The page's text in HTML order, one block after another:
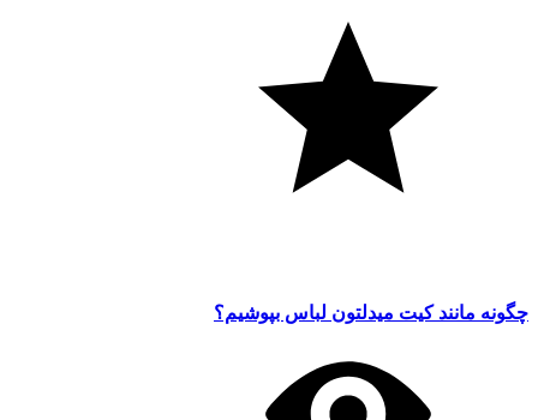
چگونه مانند کیت میدلتون لباس بپوشیم؟